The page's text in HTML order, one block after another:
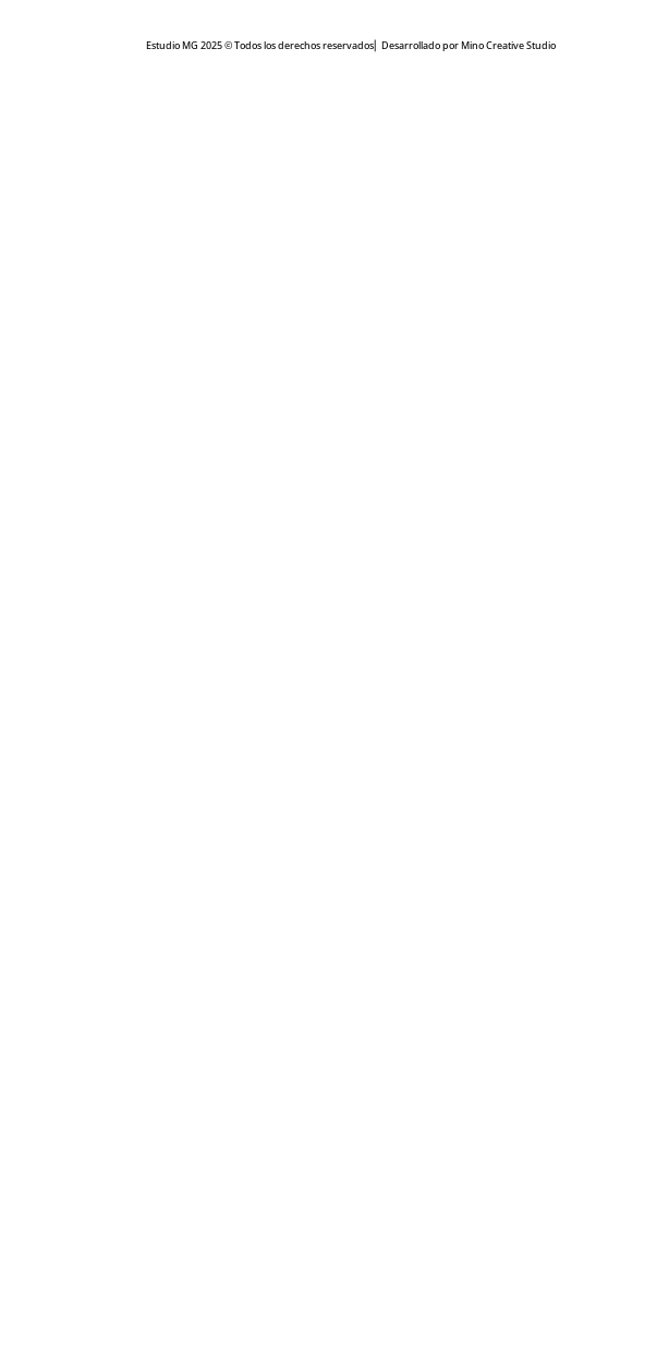
Estudio MG 2025 © Todos los derechos reservados⎜ Desarrollado porMino Creative Studio